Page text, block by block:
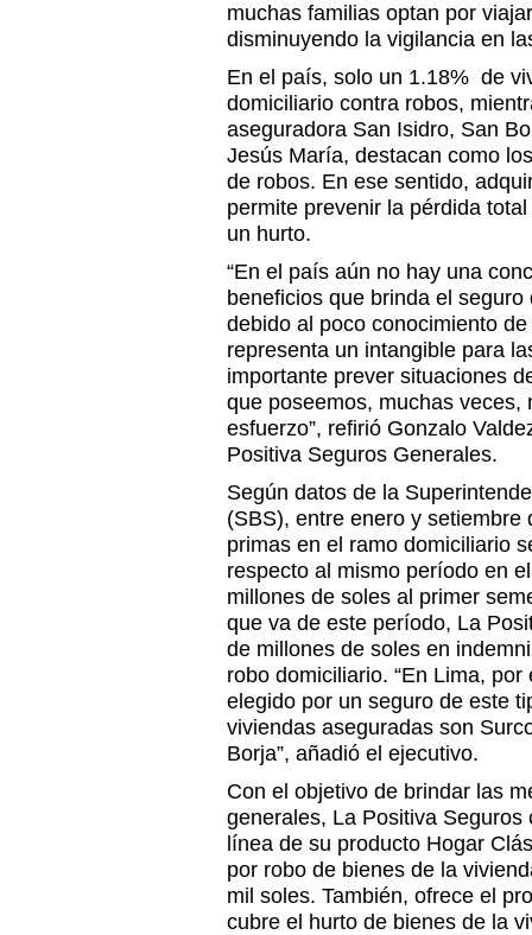
muchas familias optan por
disminuyendo la vigilancia en
En el país, solo un 1.18% de
domiciliario contra robos,
aseguradora San Isidro, San
Jesús María, destacan como
de robos. En ese sentido,
permite prevenir la pérdida
un hurto.
“En el país aún no hay una
beneficios que brinda el
debido al poco conocimiento
representa un intangible para
importante prever situaciones
que poseemos, muchas veces,
esfuerzo”, refirió Gonzalo
Positiva Seguros Generales.
Según datos de la
(SBS), entre enero y
primas en el ramo domiciliario
respecto al mismo período en
millones de soles al primer
que va de este período, La
de millones de soles en
robo domiciliario. “En Lima,
elegido por un seguro de este
viviendas aseguradas son
Borja”, añadió el ejecutivo.
Con el objetivo de brindar las
generales, La Positiva
línea de su producto Hogar
por robo de bienes de la
mil soles. También, ofrece el
cubre el hurto de bienes de la